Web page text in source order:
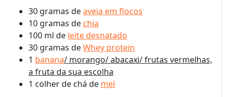
30 gramas deaveia em flocos
10 gramas de chia
100 ml de leite desnatado
30 gramas deWhey protein
1 banana/ morango/ abacaxi/ frutas vermelhas,
a fruta da sua escolha
1 colher de chá de mel